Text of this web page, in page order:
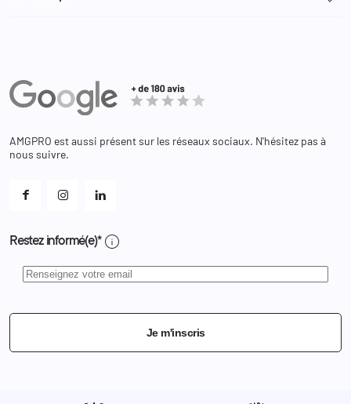
Administration
Equipements
Bagagerie
Adresses
Bons de réduction
Changer votre mot de passe ?
Et les cookies ?
AMGPRO est aussi présent sur les réseaux sociaux. N'hésitez pas à
nous suivre.
Restez informé(e)* info
Je m'inscris